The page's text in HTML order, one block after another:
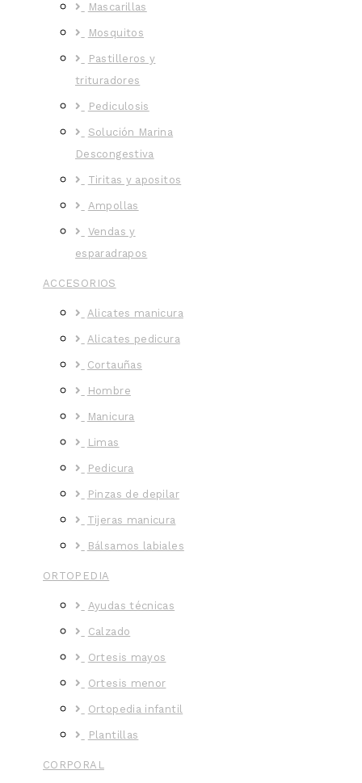
Mascarillas
Mosquitos
Pastilleros y
trituradores
Pediculosis
Solución Marina
Descongestiva
Tiritas y apositos
Ampollas
Vendas y
esparadrapos
ACCESORIOS
Alicates manicura
Alicates pedicura
Cortauñas
Hombre
Manicura
Limas
Pedicura
Pinzas de depilar
Tijeras manicura
Bálsamos labiales
ORTOPEDIA
Ayudas técnicas
Calzado
Ortesis mayos
Ortesis menor
Ortopedia infantil
Plantillas
CORPORAL